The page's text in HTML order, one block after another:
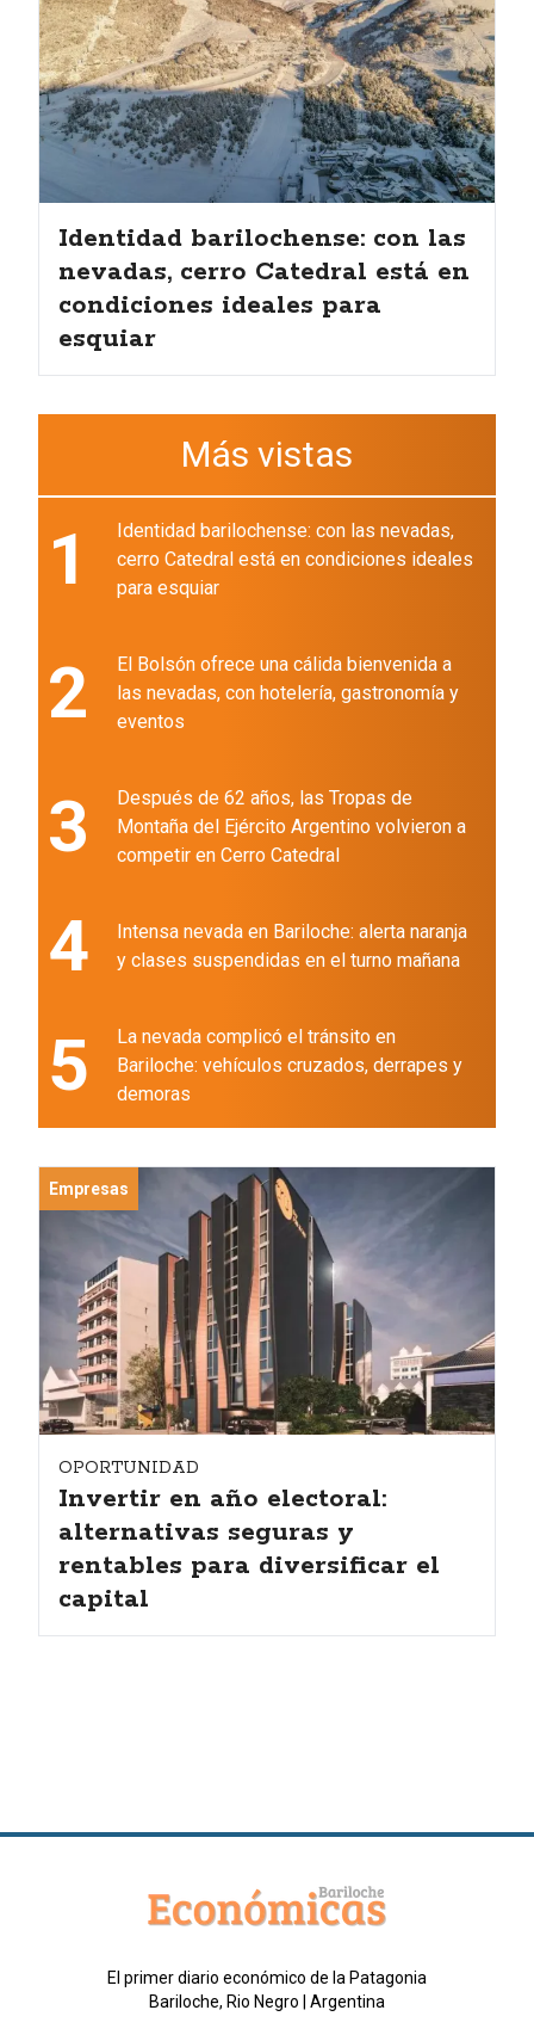
Identidad barilochense: con las
nevadas, cerro Catedral está en
condiciones ideales para
esquiar
Más vistas
1
Identidad barilochense: con las nevadas,
cerro Catedral está en condiciones ideales
para esquiar
2
El Bolsón ofrece una cálida bienvenida a
las nevadas, con hotelería, gastronomía y
eventos
3
Después de 62 años, las Tropas de
Montaña del Ejército Argentino volvieron a
competir en Cerro Catedral
4
Intensa nevada en Bariloche: alerta naranja
y clases suspendidas en el turno mañana
5
La nevada complicó el tránsito en
Bariloche: vehículos cruzados, derrapes y
demoras
Empresas
OPORTUNIDAD
Invertir en año electoral:
alternativas seguras y
rentables para diversificar el
capital
El primer diario económico de la Patagonia
Bariloche, Rio Negro | Argentina